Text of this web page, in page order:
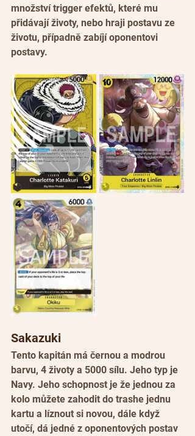
množství trigger efektů, které mu
přidávají životy, nebo hraji postavu ze
životu, případně zabíjí oponentovi
postavy.
Sakazuki
Tento kapitán má černou a modrou
barvu, 4 životy a 5000 sílu. Jeho typ je
Navy. Jeho schopnost je že jednou za
kolo můžete zahodit do trashe jednu
kartu a líznout si novou, dále když
utočí, dá jedné z oponentových postav